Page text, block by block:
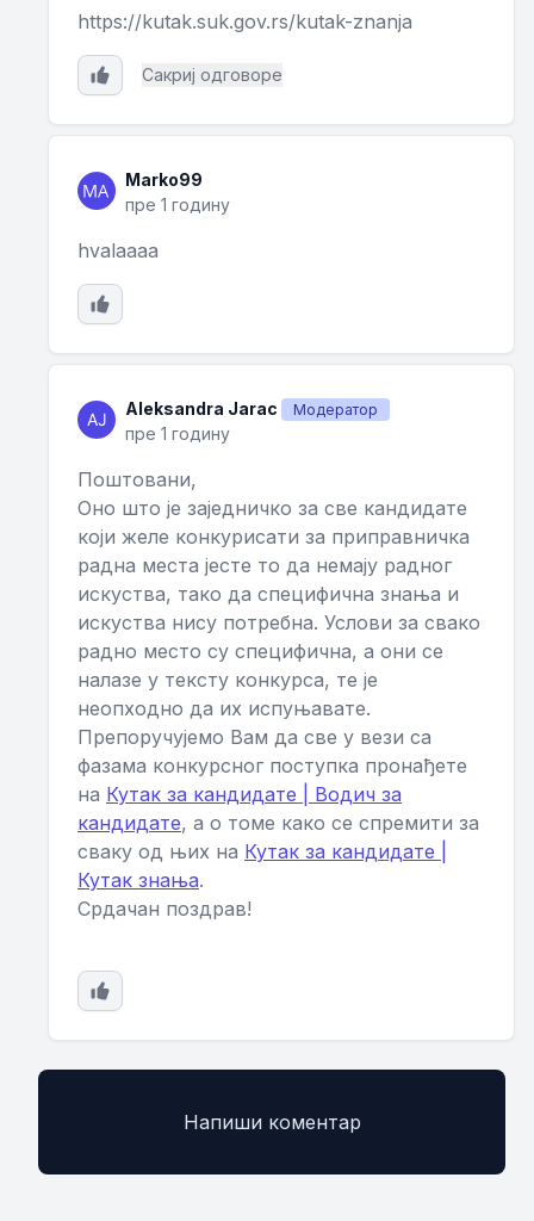
https://kutak.suk.gov.rs/kutak-znanja
Сакриј одговоре
Marko99
пре 1 годину
hvalaaaa
Aleksandra Jarac Модератор
пре 1 годину
Поштовани,
Оно што је заједничко за све кандидате
који желе конкурисати за приправничка
радна места јесте то да немају радног
искуства, тако да специфична знања и
искуства нису потребна. Услови за свако
радно место су специфична, а они се
налазе у тексту конкурса, те је
неопходно да их испуњавате.
Препоручујемо Вам да све у вези са
фазама конкурсног поступка пронађете
на Кутак за кандидате | Водич за
кандидате, а о томе како се спремити за
сваку од њих на Кутак за кандидате |
Кутак знања.
Срдачан поздрав!
Напиши коментар